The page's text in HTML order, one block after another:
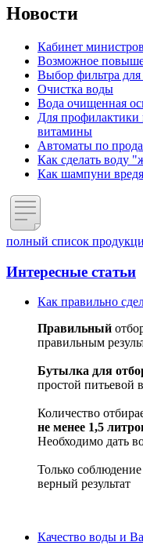
Новости
Кабинет
Возможное
Выбор фильтра
Очистка воды
Вода очищенная
Для
витамины
Автоматы по
Как сделать воду
Как шампуни
полный список
Интересные статьи
Как правильно
Правильный
правильным
Бутылка для
простой питьевой
Количество
не менее 1,5
Необходимо дать
Только
верный результат
Качество воды и